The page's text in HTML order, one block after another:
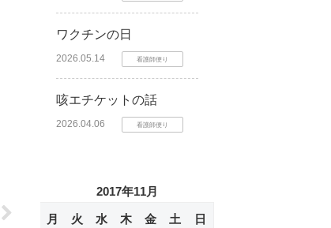
ワクチンの日
2026.05.14 看護師便り
咳エチケットの話
2026.04.06 看護師便り
2017年11月
月 火 水 木 金 土
日